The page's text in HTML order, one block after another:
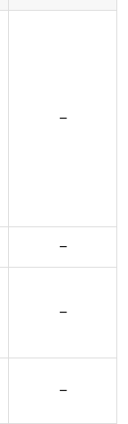
−
−
−
−